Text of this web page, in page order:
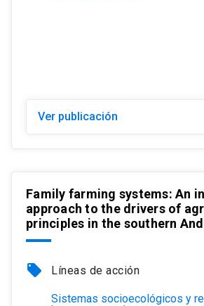
Ver publicación
Family farming systems: An
approach to the drivers of
principles in the southern
local_offer Líneas de acción
Sistemas socioecológicos y